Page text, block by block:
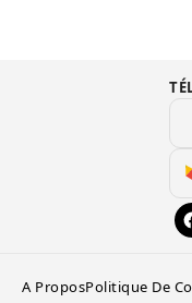
A ProposPolitique De